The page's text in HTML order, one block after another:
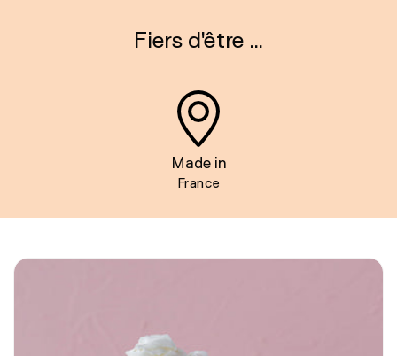
Fiers d'être ...
Made in
France